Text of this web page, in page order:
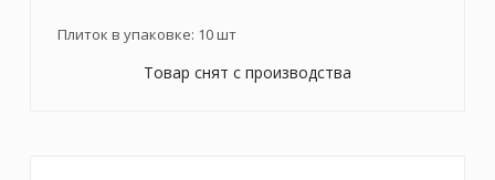
Плиток в упаковке: 10шт
Товар снят с производства